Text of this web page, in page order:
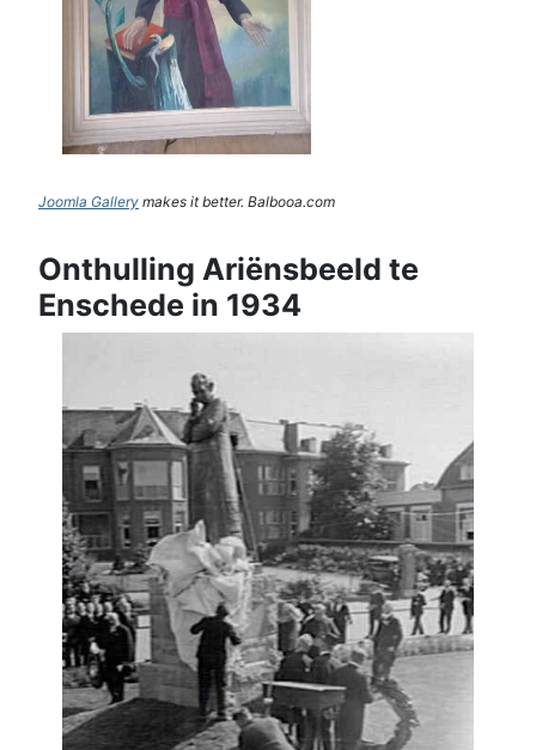
Joomla Gallery makes it better. Balbooa.com
Onthulling Ariënsbeeld te
Enschede in 1934